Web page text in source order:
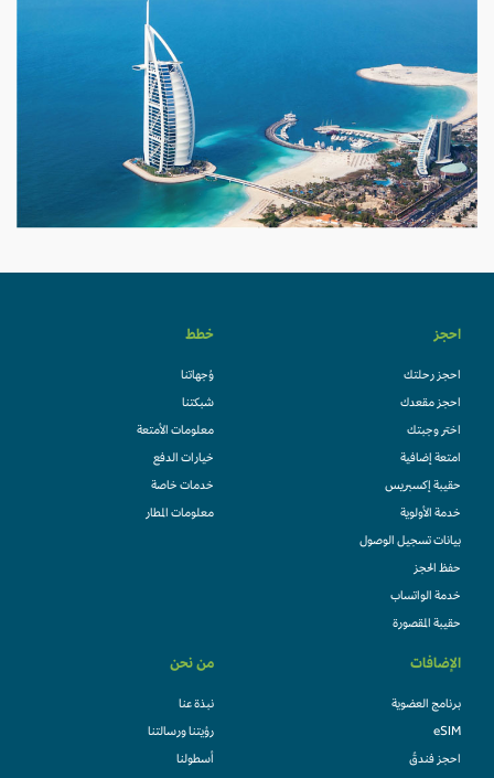
احجز
احجز رحلتك
احجز مقعدك
اختر وجبتك
امتعة إضافية
حقيبة إكسبريس
خدمة الأولوية
بيانات تسجيل الوصول
حفظ الحجز
خدمة الواتساب
حقيبة المقصورة
خطط
وُجهاتنا
شبكتنا
معلومات الأمتعة
خيارات الدفع
خدمات خاصة
معلومات المطار
الإضافات
برنامج العضوية
eSIM
احجز فندقً
من نحن
نبذة عنا
رؤيتنا ورسالتنا
أسطولنا